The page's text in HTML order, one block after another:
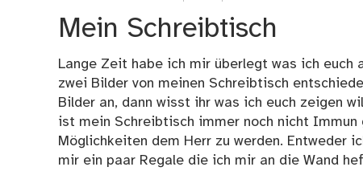
Mein Schreibtisch
Lange Zeit habe ich mir überlegt was ich
zwei Bilder von meinen Schreibtisch
Bilder an, dann wisst ihr was ich euch zeigen
ist mein Schreibtisch immer noch nicht
Möglichkeiten dem Herr zu werden. Entweder
mir ein paar Regale die ich mir an die Wand